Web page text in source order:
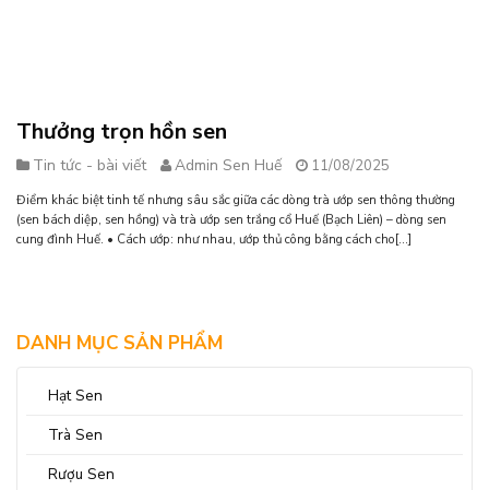
DANH MỤC SẢN PHẨM
Hạt Sen
Trà Sen
Rượu Sen
Thưởng trọn hồn sen
Tin tức - bài viết Admin Sen Huế 11/08/2025
Điểm khác biệt tinh tế nhưng sâu sắc giữa các dòng trà ướp sen thông thường
(sen bách diệp, sen hồng) và trà ướp sen trắng cổ Huế (Bạch Liên) – dòng sen
cung đình Huế. • Cách ướp: như nhau, ướp thủ công bằng cách cho[...]